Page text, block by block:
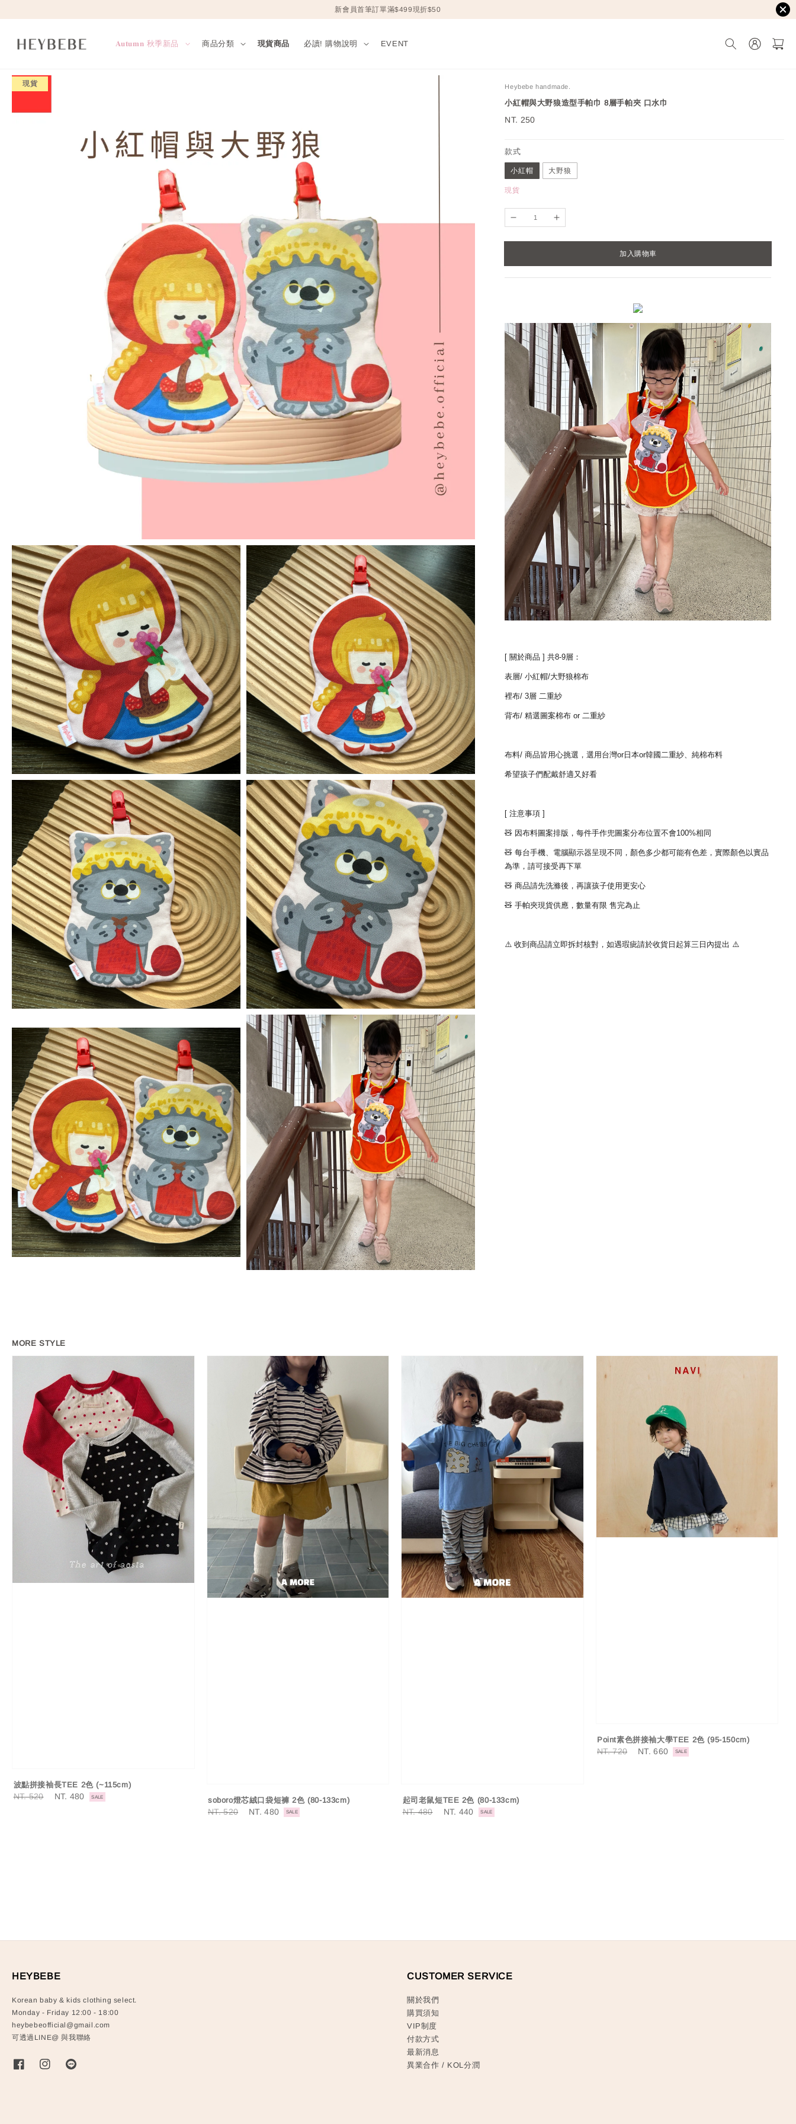
新會員首筆訂單滿$499現折$50
𝐀𝐮𝐭𝐮𝐦𝐧 秋季新品 商品分類 現貨商品 必讀! 購物說明 EVENT
現貨 Heybebe handmade.
小紅帽與大野狼造型手帕巾 8層手帕夾 口水巾
Regular
NT. 250
款式
小紅帽 大野狼
現貨
加入購物車
[ 關於商品 ] 共8-9層：
表層/ 小紅帽/大野狼棉布
裡布/ 3層 二重紗
背布/ 精選圖案棉布 or 二重紗
布料/ 商品皆用心挑選，選用台灣or日本or韓國二重紗、純棉布料
希望孩子們配戴舒適又好看
[ 注意事項 ]
🧸 因布料圖案排版，每件手作兜圖案分布位置不會100%相同
🧸 每台手機、電腦顯示器呈現不同，顏色多少都可能有色差，實際顏色以實品
為準，請可接受再下單
🧸 商品請先洗滌後，再讓孩子使用更安心
🧸 手帕夾現貨供應，數量有限 售完為止
⚠️ 收到商品請立即拆封核對，如遇瑕疵請於收貨日起算三日內提出 ⚠️
MORE STYLE
波點拼接袖長TEE 2色 (~115cm)
Regular
NT. 520
Sale
NT. 480 SALE soboro燈芯絨口袋短褲 2色 (80-133cm)
Regular
NT. 520
Sale
NT. 480 SALE
起司老鼠短TEE 2色 (80-133cm)
Regular
NT. 480
Sale
NT. 440 SALE
Point素色拼接袖大學TEE 2色 (95-150cm)
Regular
NT. 720
Sale
NT. 660 SALE
HEYBEBE
Korean baby & kids clothing select.
Monday - Friday 12:00 - 18:00
heybebeofficial@gmail.com
可透過LINE@ 與我聯絡
CUSTOMER SERVICE
關於我們
購買須知
VIP制度
付款方式
最新消息
異業合作 / KOL分潤